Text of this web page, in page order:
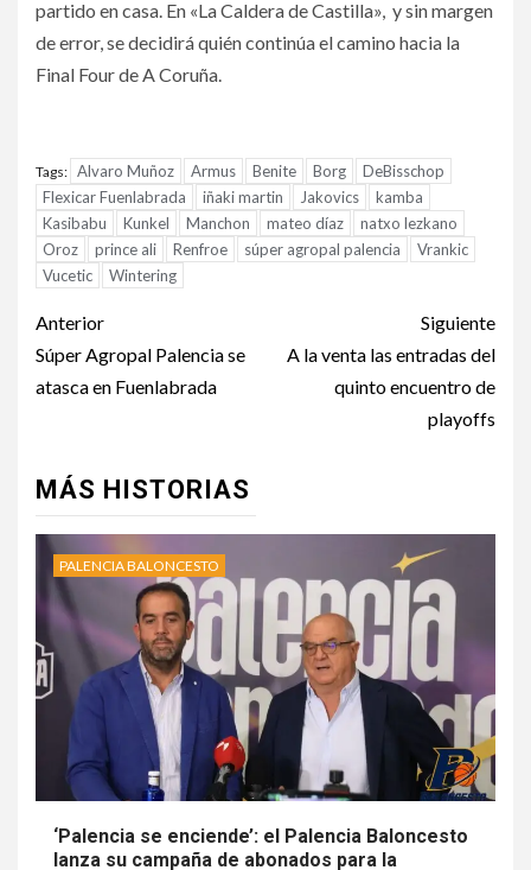
partido en casa. En «La Caldera de Castilla», y sin margen
de error, se decidirá quién continúa el camino hacia la
Final Four de A Coruña.
Tags: Alvaro Muñoz Armus Benite Borg
DeBisschop
Flexicar Fuenlabrada
iñaki martin Jakovics
kamba
Kasibabu
Kunkel Manchon mateo díaz
natxo lezkano
Oroz
prince ali Renfroe súper agropal palencia
Vrankic
Vucetic
Wintering
Anterior
Súper Agropal Palencia se
atasca en Fuenlabrada
Siguiente
A la venta las entradas del
quinto encuentro de
playoffs
MÁS HISTORIAS
PALENCIA BALONCESTO
‘Palencia se enciende’: el Palencia Baloncesto
lanza su campaña de abonados para la